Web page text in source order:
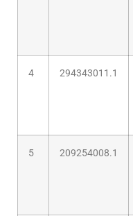
4 294343011.1
5 209254008.1